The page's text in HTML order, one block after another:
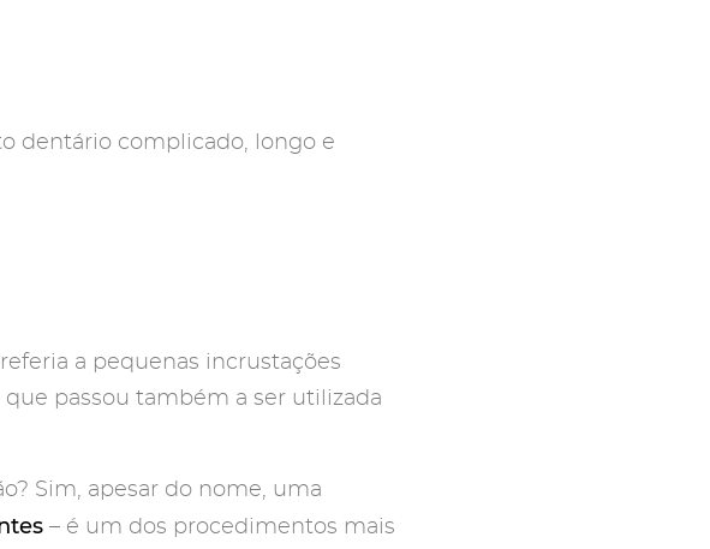
dentário complicado, longo e
referia a pequenas incrustações
que passou também a ser utilizada
Sim, apesar do nome, uma
– é um dos procedimentos mais